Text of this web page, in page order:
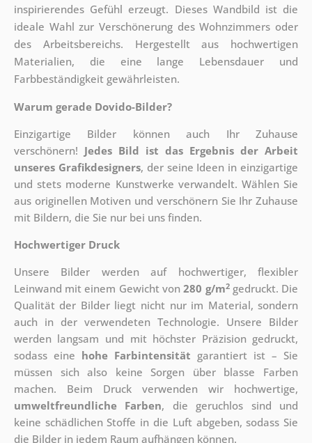
inspirierendes Gefühl erzeugt. Dieses Wandbild ist die
ideale Wahl zur Verschönerung des Wohnzimmers oder
des Arbeitsbereichs. Hergestellt aus hochwertigen
Materialien, die eine lange Lebensdauer und
Farbbeständigkeit gewährleisten.
Warum gerade Dovido-Bilder?
Einzigartige Bilder können auch Ihr Zuhause
verschönern! Jedes Bild ist das Ergebnis der Arbeit
unseres Grafikdesigners, der seine Ideen in einzigartige
und stets moderne Kunstwerke verwandelt. Wählen Sie
aus originellen Motiven und verschönern Sie Ihr Zuhause
mit Bildern, die Sie nur bei uns finden.
Hochwertiger Druck
Unsere Bilder werden auf hochwertiger, flexibler
Leinwand mit einem Gewicht von280 g/m2gedruckt. Die
Qualität der Bilder liegt nicht nur im Material, sondern
auch in der verwendeten Technologie. Unsere Bilder
werden langsam und mit höchster Präzision gedruckt,
sodass eine hohe Farbintensität garantiert ist – Sie
müssen sich also keine Sorgen über blasse Farben
machen. Beim Druck verwenden wir hochwertige,
umweltfreundliche Farben, die geruchlos sind und
keine schädlichen Stoffe in die Luft abgeben, sodass Sie
die Bilder in jedem Raum aufhängen können.